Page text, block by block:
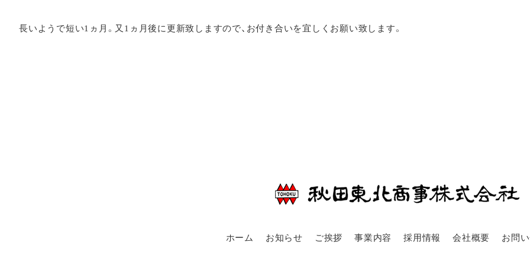
長いようで短い1ヵ月。又1ヵ月後に更新致しますので、お付き合いを宜しくお願い致します。
ホーム お知らせ ご挨拶 事業内容 採用情報 会社概要 お問